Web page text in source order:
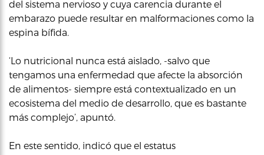
del sistema nervioso y cuya carencia durante el
embarazo puede resultar en malformaciones como la
espina bífida.
‘Lo nutricional nunca está aislado, -salvo que
tengamos una enfermedad que afecte la absorción
de alimentos- siempre está contextualizado en un
ecosistema del medio de desarrollo, que es bastante
más complejo’, apuntó.
En este sentido, indicó que el estatus